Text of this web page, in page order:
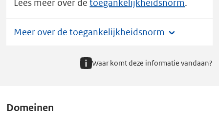
Lees meer over detoegankelijkheidsnorm.
Meer over de toegankelijkheidsnorm
Waar komt deze informatie vandaan?
Domeinen